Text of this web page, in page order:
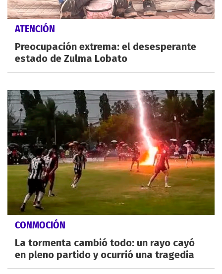
ATENCIÓN
Preocupación extrema: el desesperante
estado de Zulma Lobato
CONMOCIÓN
La tormenta cambió todo: un rayo cayó
en pleno partido y ocurrió una tragedia